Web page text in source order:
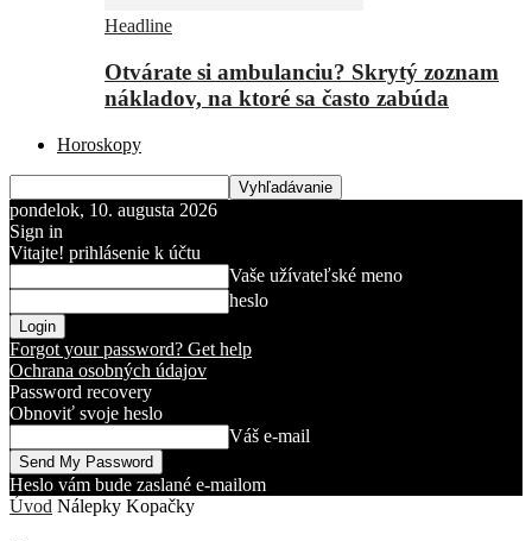
Headline
Otvárate si ambulanciu? Skrytý zoznam
nákladov, na ktoré sa často zabúda
Horoskopy
pondelok, 10. augusta 2026
Sign in
Vitajte! prihlásenie k účtu
Vaše užívateľské meno
heslo
Forgot your password? Get help
Ochrana osobných údajov
Password recovery
Obnoviť svoje heslo
Váš e-mail
Heslo vám bude zaslané e-mailom
Úvod Nálepky Kopačky